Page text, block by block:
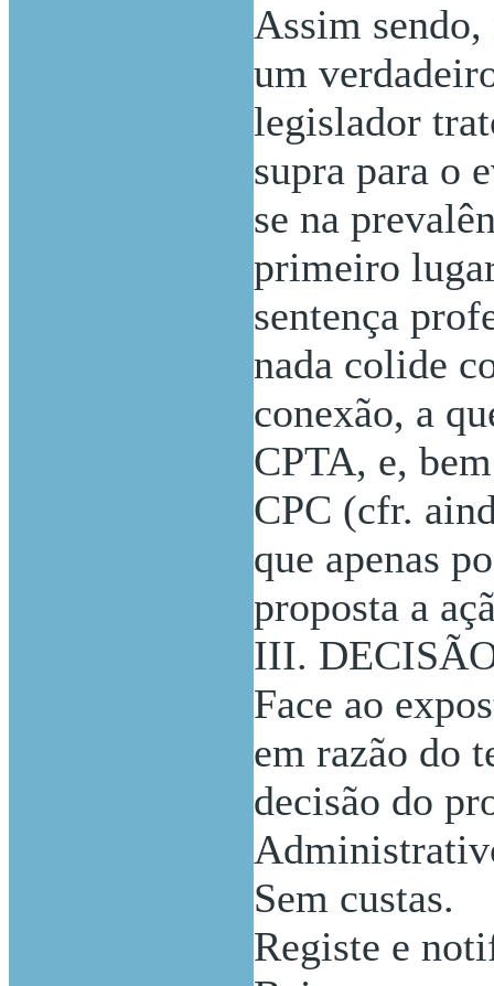
Assim sendo,
um
legislador
supra para o
se na
primeiro
sentença
nada colide
conexão, a
CPTA, e,
CPC (cfr.
que apenas
proposta a
III.
Face ao
em razão do
decisão do
Sem custas.
Registe e